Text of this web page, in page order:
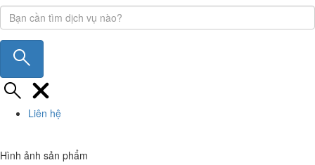
Liên hệ
Hình ảnh sản phẩm